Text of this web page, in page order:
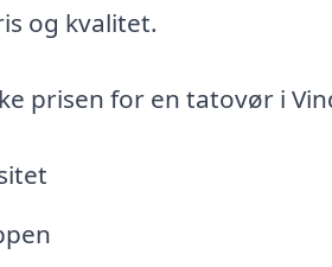
og kvalitet.
prisen for en tatovør i